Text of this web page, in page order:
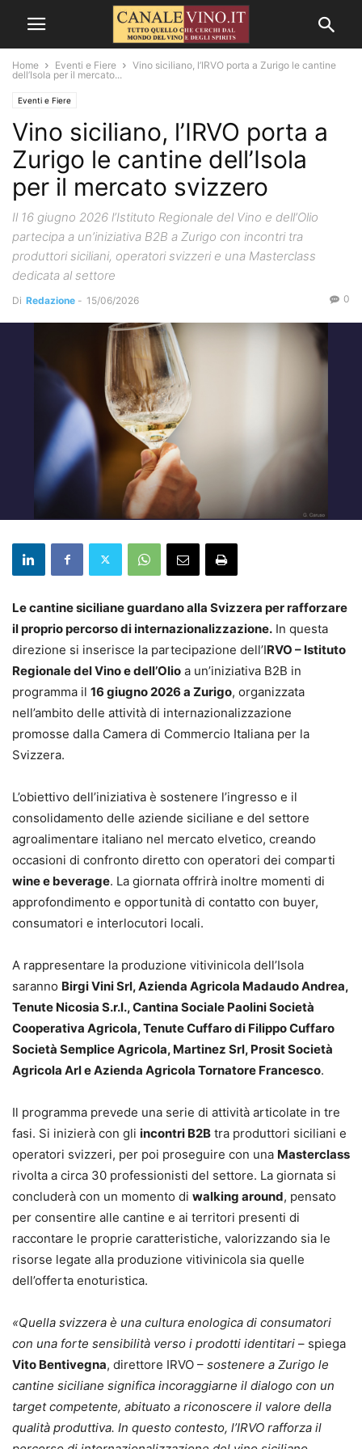
Home Eventi e Fiere
Vino siciliano, l’IRVO porta a Zurigo le cantine
dell’Isola per il mercato...
Eventi e Fiere
Vino siciliano, l’IRVO porta a
Zurigo le cantine dell’Isola
per il mercato svizzero
Il 16 giugno 2026 l’Istituto Regionale del Vino e dell’Olio
partecipa a un’iniziativa B2B a Zurigo con incontri tra
produttori siciliani, operatori svizzeri e una Masterclass
dedicata al settore
Di Redazione - 15/06/2026 0
Le cantine siciliane guardano alla Svizzera per rafforzare
il proprio percorso di internazionalizzazione. In questa
direzione si inserisce la partecipazione dell’IRVO – Istituto
Regionale del Vino e dell’Olio a un’iniziativa B2B in
programma il 16 giugno 2026 a Zurigo, organizzata
nell’ambito delle attività di internazionalizzazione
promosse dalla Camera di Commercio Italiana per la
Svizzera.
L’obiettivo dell’iniziativa è sostenere l’ingresso e il
consolidamento delle aziende siciliane e del settore
agroalimentare italiano nel mercato elvetico, creando
occasioni di confronto diretto con operatori dei comparti
wine e beverage. La giornata offrirà inoltre momenti di
approfondimento e opportunità di contatto con buyer,
consumatori e interlocutori locali.
A rappresentare la produzione vitivinicola dell’Isola
saranno Birgi Vini Srl, Azienda Agricola Madaudo Andrea,
Tenute Nicosia S.r.l., Cantina Sociale Paolini Società
Cooperativa Agricola, Tenute Cuffaro di Filippo Cuffaro
Società Semplice Agricola, Martinez Srl, Prosit Società
Agricola Arl e Azienda Agricola Tornatore Francesco.
Il programma prevede una serie di attività articolate in tre
fasi. Si inizierà con gli incontri B2B tra produttori siciliani e
operatori svizzeri, per poi proseguire con una Masterclass
rivolta a circa 30 professionisti del settore. La giornata si
concluderà con un momento di walking around, pensato
per consentire alle cantine e ai territori presenti di
raccontare le proprie caratteristiche, valorizzando sia le
risorse legate alla produzione vitivinicola sia quelle
dell’offerta enoturistica.
«Quella svizzera è una cultura enologica di consumatori
con una forte sensibilità verso i prodotti identitari – spiega
Vito Bentivegna, direttore IRVO – sostenere a Zurigo le
cantine siciliane significa incoraggiarne il dialogo con un
target competente, abituato a riconoscere il valore della
qualità produttiva. In questo contesto, l’IRVO rafforza il